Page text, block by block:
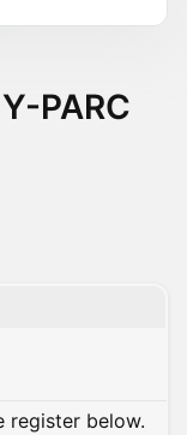
PARC
register below.